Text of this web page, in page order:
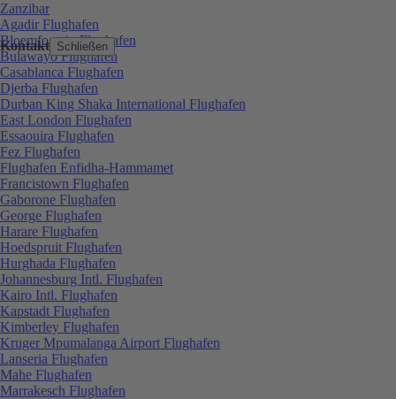
Kontakt Schließen
Zanzibar
Agadir Flughafen
Bloemfontein Flughafen
Bulawayo Flughafen
Casablanca Flughafen
Djerba Flughafen
Durban King Shaka International Flughafen
East London Flughafen
Essaouira Flughafen
Fez Flughafen
Flughafen Enfidha-Hammamet
Francistown Flughafen
Gaborone Flughafen
George Flughafen
Harare Flughafen
Hoedspruit Flughafen
Hurghada Flughafen
Johannesburg Intl. Flughafen
Kairo Intl. Flughafen
Kapstadt Flughafen
Kimberley Flughafen
Kruger Mpumalanga Airport Flughafen
Lanseria Flughafen
Mahe Flughafen
Marrakesch Flughafen